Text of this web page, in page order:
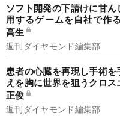
ソフト開発の下請けに甘
用するゲームを自社で
高生
週刊ダイヤモンド編集部
患者の心臓を再現し手術
えを胸に世界を狙うクロ
正俊
週刊ダイヤモンド編集部